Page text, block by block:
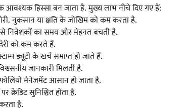
आवश्यक हिस्सा बन जाता है. मुख्य लाभ नीचे दिए गए हैं:
नुकसान या क्षति के जोखिम को कम करता है.
निवेशकों का समय और मेहनत बचती है.
को कम करते हैं.
ड्यूटी के खर्च समाप्त हो जाते हैं.
जानकारी मिलती है.
मैनेजमेंट आसान हो जाता है.
सुनिश्चित होता है.
है.